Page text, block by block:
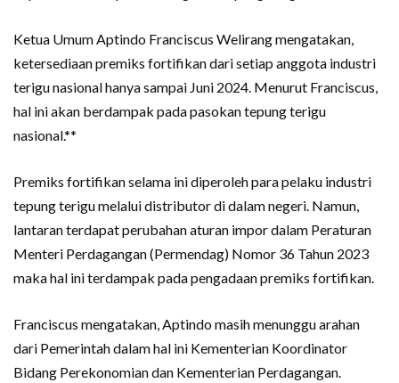
Ketua Umum Aptindo Franciscus Welirang mengatakan,
ketersediaan premiks fortifikan dari setiap anggota industri
terigu nasional hanya sampai Juni 2024. Menurut Franciscus,
hal ini akan berdampak pada pasokan tepung terigu
nasional.**
Premiks fortifikan selama ini diperoleh para pelaku industri
tepung terigu melalui distributor di dalam negeri. Namun,
lantaran terdapat perubahan aturan impor dalam Peraturan
Menteri Perdagangan (Permendag) Nomor 36 Tahun 2023
maka hal ini terdampak pada pengadaan premiks fortifikan.
Franciscus mengatakan, Aptindo masih menunggu arahan
dari Pemerintah dalam hal ini Kementerian Koordinator
Bidang Perekonomian dan Kementerian Perdagangan.